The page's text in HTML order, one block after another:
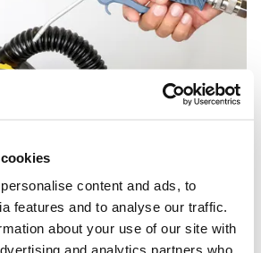
content and ads, to
features and to analyse our traffic.
about your use of our site with
and analytics partners who